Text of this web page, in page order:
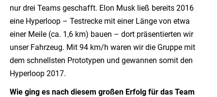
nur drei Teams geschafft. Elon Musk ließ bereits 2016
eine Hyperloop – Testrecke mit einer Länge von etwa
einer Meile (ca. 1,6 km) bauen – dort präsentierten wir
unser Fahrzeug. Mit 94 km/h waren wir die Gruppe mit
dem schnellsten Prototypen und gewannen somit den
Hyperloop 2017.
Wie ging es nach diesem großen Erfolg für das Team